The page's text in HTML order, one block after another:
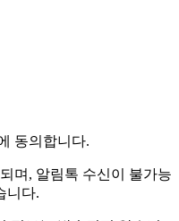
동의합니다.
며, 알림톡 수신이 불가능
니다.